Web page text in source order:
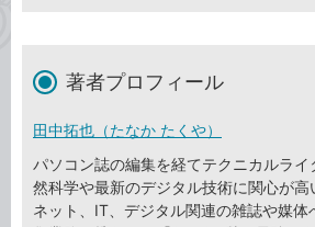
著者プロフィール
田中拓也（たなか たくや）
パソコン誌の編集を経てテクニカルライ
然科学や最新のデジタル技術に関心が高
ネット、IT、デジタル関連の雑誌や媒体